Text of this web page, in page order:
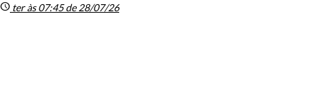
schedule ter às 07:45 de 28/07/26